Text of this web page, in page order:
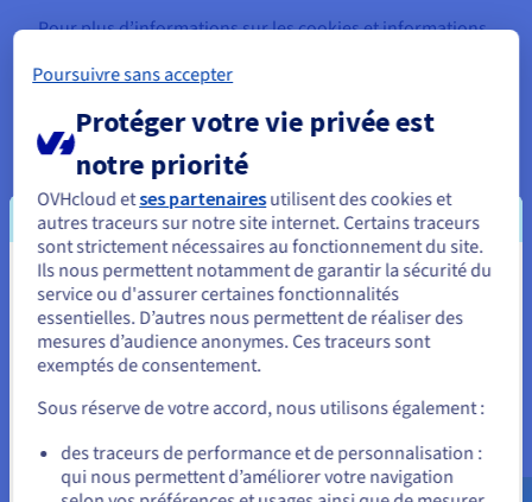
Pour plus d’informations sur les cookies et informations
ses Sites Internet, consultez la
Détails sur les traitements réalisés par
OVHcloud à des fins promotionnelles et
de prospection commerciale
4. Le respect de nos obligations
Base légale: Les traitements décrits ci-après sont
légales (Article 6.1.c) du RGPD).
Dans le cadre de ses activités, OVHcloud est soumis à
Vous semblez être localisé en États-
Unis.
Pour commander, rendez-vous sur le site de votre pays (États-
Allez sur le site États-Unis
us.ovhcloud.com/
Anglais USD - $
Poursuivre sans accepter
Protéger votre vie privée est
notre priorité
OVHcloud etses partenairesutilisent des cookies et
autres traceurs sur notre site internet. Certains traceurs
sont strictement nécessaires au fonctionnement du site.
Ils nous permettent notamment de garantir la sécurité du
service ou d'assurer certaines fonctionnalités
essentielles. D’autres nous permettent de réaliser des
mesures d’audience anonymes. Ces traceurs sont
exemptés de consentement.
Sous réserve de votre accord, nous utilisons également :
des traceurs de performance et de personnalisation :
qui nous permettent d’améliorer votre navigation